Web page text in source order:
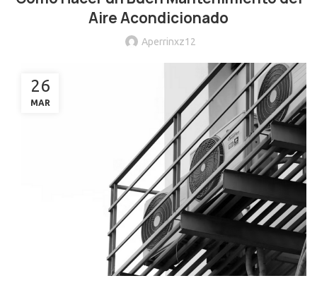
Aire Acondicionado
Aperrinxz12
26
MAR